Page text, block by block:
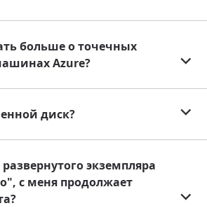
больше о точечных
Azure?
диск?
экземпляра
с меня продолжает